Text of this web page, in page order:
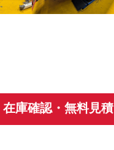
在庫確認・無料見積